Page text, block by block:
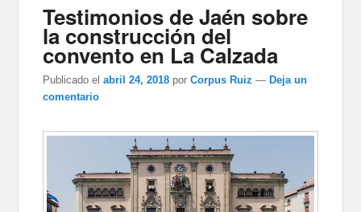
Testimonios de Jaén sobre
la construcción del
convento en La Calzada
Publicado el abril 24, 2018 porCorpus Ruiz — Deja un
comentario